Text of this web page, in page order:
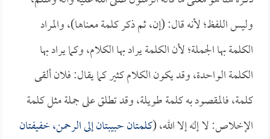
وليس اللفظ؛ لأنه قال: (إن، ثم ذكر كلمة معناها)، والمراد
الكلمة بها الجملة؛ لأن الكلمة يراد بها الكلام، وكما يراد بها
الكلمة الواحدة، وقد يكون الكلام كثير كما يقال: فلان ألقى
كلمة، فالمقصود به كلمة طويلة، وقد تطلق على جملة مثل كلمة
الإخلاص: لا إله إلا الله، (كلمتان حبيبتان إلى الرحمن، خفيفتان